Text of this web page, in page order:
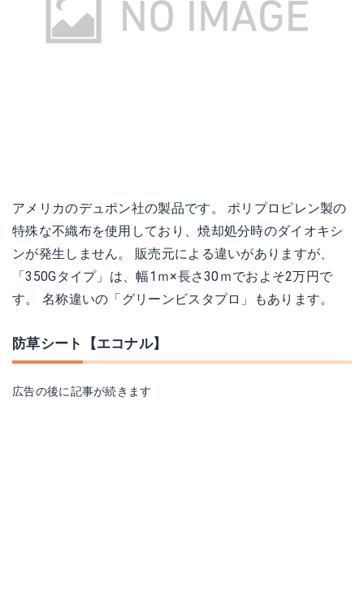
アメリカのデュポン社の製品です。 ポリプロピレン製の
特殊な不織布を使用しており、焼却処分時のダイオキシ
ンが発生しません。 販売元による違いがありますが、
「350Gタイプ」は、幅1ｍ×長さ30ｍでおよそ2万円で
す。 名称違いの「グリーンビスタプロ」もあります。
防草シート【エコナル】
広告の後に記事が続きます